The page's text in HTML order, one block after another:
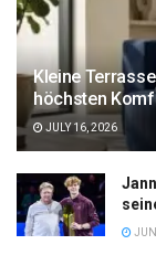
Kleine
höchsten
JULY 16, 2026